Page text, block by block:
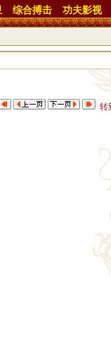
综合搏击 功夫影视
转